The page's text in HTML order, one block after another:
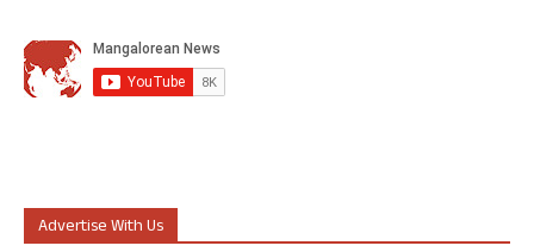
Advertise With Us